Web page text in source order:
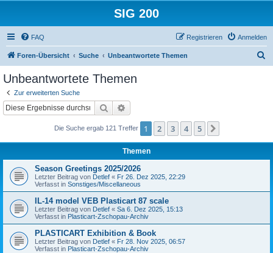
SIG 200
FAQ Anmelden
Registrieren
Foren-Übersicht Suche Unbeantwortete Themen
Unbeantwortete Themen
Zur erweiterten Suche
Suche
Die Suche ergab 121 Treffer 1 2 3 4 5
Themen
Season Greetings 2025/2026
Letzter Beitrag von Detlef « Fr 26. Dez 2025, 22:29
Verfasst in Sonstiges/Miscellaneous
IL-14 model VEB Plasticart 87 scale
Letzter Beitrag von Detlef « Sa 6. Dez 2025, 15:13
Verfasst in Plasticart-Zschopau-Archiv
PLASTICART Exhibition & Book
Letzter Beitrag von Detlef « Fr 28. Nov 2025, 06:57
Verfasst in Plasticart-Zschopau-Archiv